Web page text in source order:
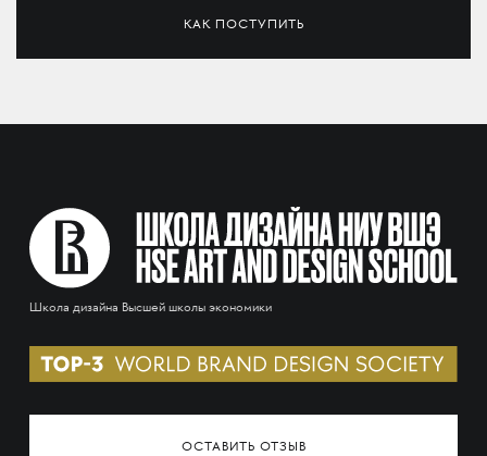
КАК ПОСТУПИТЬ
Школа дизайна Высшей школы экономики
ОСТАВИТЬ ОТЗЫВ